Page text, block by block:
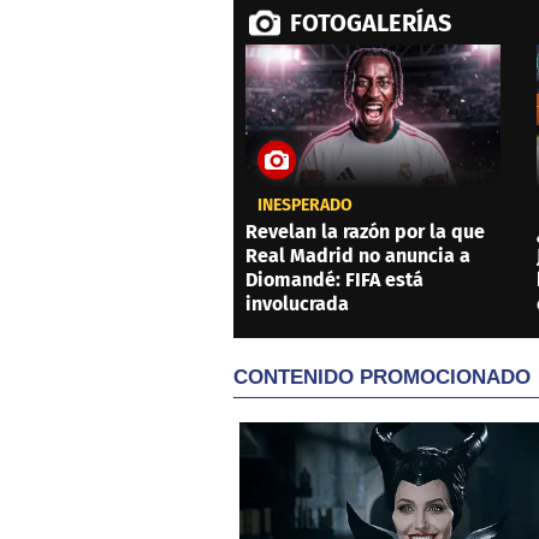
FOTOGALERÍAS
INESPERADO
Revelan la razón por la que
Real Madrid no anuncia a
Diomandé: FIFA está
involucrada